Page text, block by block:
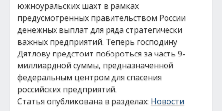
южноуральских шахт в рамках
предусмотренных правительством России
денежных выплат для ряда стратегически
важных предприятий. Теперь господину
Дятлову предстоит побороться за часть 9-
миллиардной суммы, предназначенной
федеральным центром для спасения
российских предприятий.
Статья опубликована в разделах: Новости